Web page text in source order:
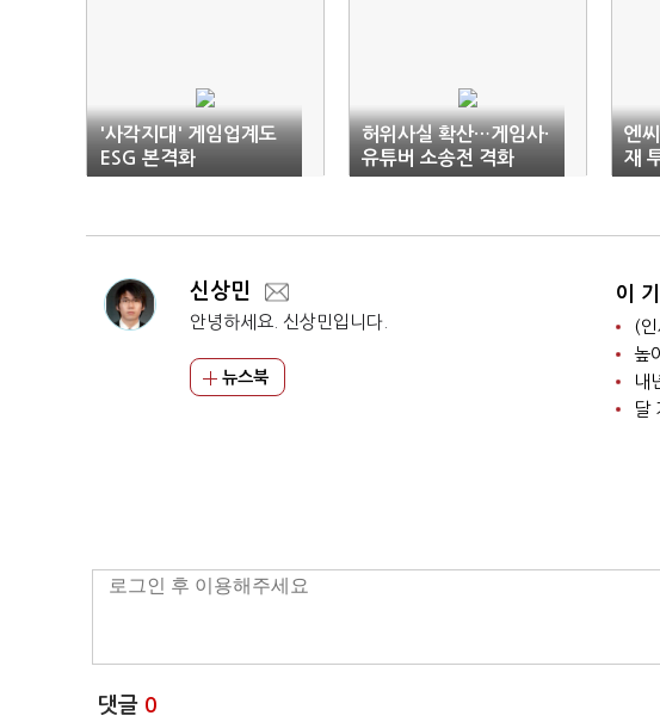
'사각지대' 게임업계도
ESG 본격화
허위사실 확산…게임사·
유튜버 소송전 격화
엔
재
신상민
안녕하세요. 신상민입니다.
뉴스북
이
(인
높
내
달
댓글 0